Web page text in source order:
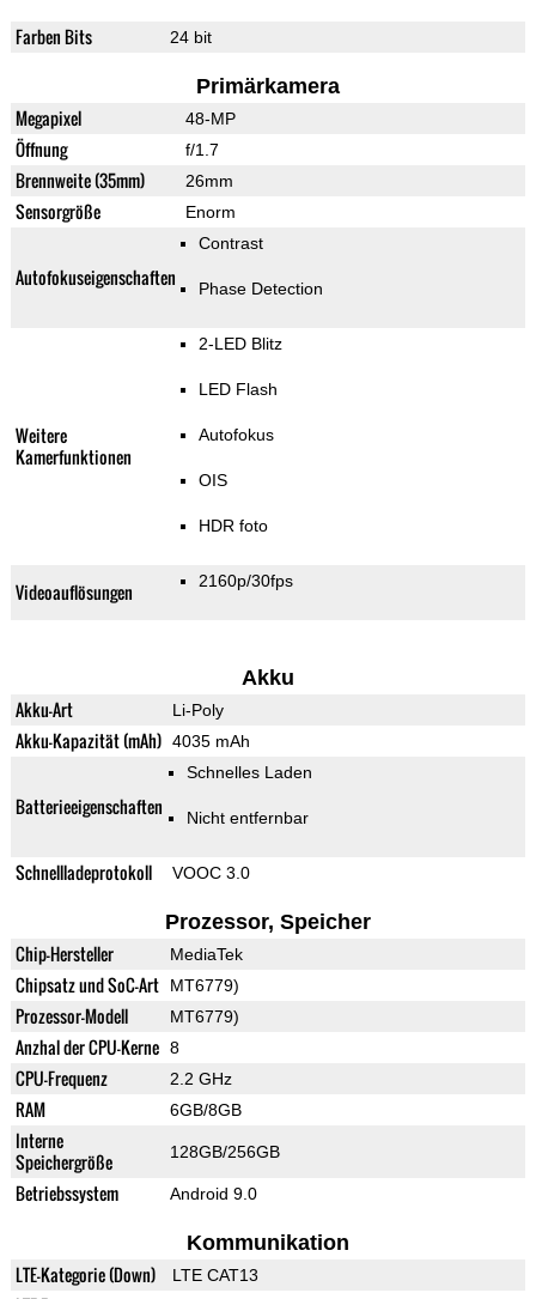
Farben Bits 24 bit
Primärkamera
Megapixel 48-MP
Öffnung f/1.7
Brennweite (35mm) 26mm
Sensorgröße Enorm
Autofokuseigenschaften
Contrast
Phase Detection
Weitere
Kamerfunktionen
2-LED Blitz
LED Flash
Autofokus
OIS
HDR foto
Videoauflösungen 2160p/30fps
Akku
Akku-Art Li-Poly
Akku-Kapazität (mAh) 4035 mAh
Batterieeigenschaften
Schnelles Laden
Nicht entfernbar
Schnellladeprotokoll VOOC 3.0
Prozessor, Speicher
Chip-Hersteller MediaTek
Chipsatz und SoC-Art MT6779)
Prozessor-Modell MT6779)
Anzhal der CPU-Kerne 8
CPU-Frequenz 2.2 GHz
RAM 6GB/8GB
Interne
Speichergröße
128GB/256GB
Betriebssystem Android 9.0
Kommunikation
LTE-Kategorie (Down) LTE CAT13